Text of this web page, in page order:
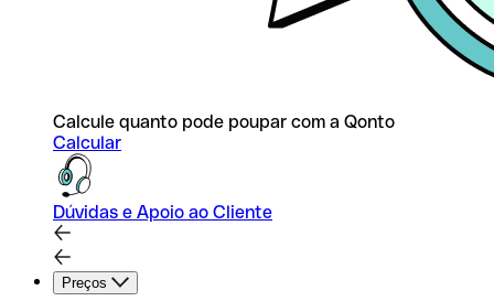
Calcule quanto pode poupar com a Qonto
Calcular
Dúvidas e Apoio ao Cliente
Preços